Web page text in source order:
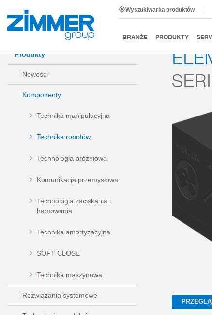
Wyszukiwarka produktów
BRANŻE PRODUKTY
Start Produkty Komponenty Technika robotów
Produkty
Nowości
Komponenty
Technika manipulacyjna
Technika robotów
Technologia próżniowa
Komunikacja przemysłowa
Technologia zaciskania i
hamowania
Technika amortyzacyjna
SOFT CLOSE
Technika maszynowa
Rozwiązania systemowe